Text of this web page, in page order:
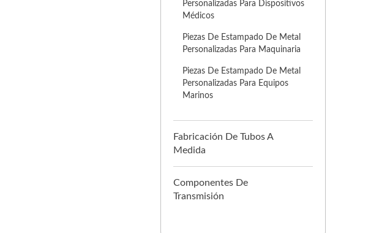
Personalizadas Para Dispositivos
Médicos
Piezas De Estampado De Metal
Personalizadas Para Maquinaria
Piezas De Estampado De Metal
Personalizadas Para Equipos
Marinos
Fabricación De Tubos A
Medida
Componentes De
Transmisión